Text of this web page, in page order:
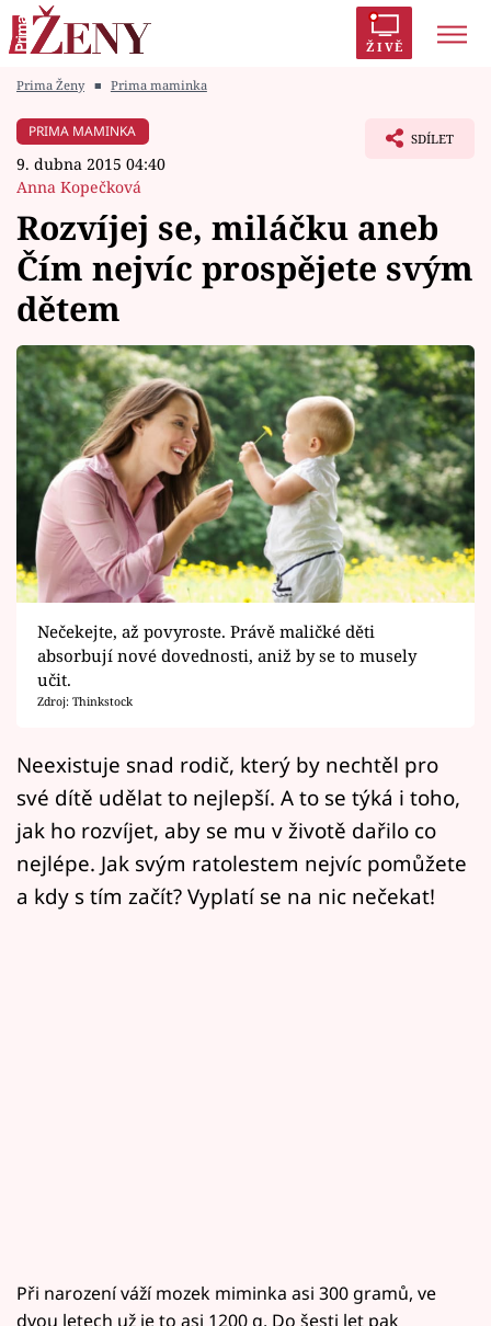
ŽIVĚ
Módní alarm
Zrádci
Témata
Celebrity
Vztahy
Seriály
Horoskopy
Sledujte prima+
Filmový festival Karlovy Vary
Pořady
Mámy sobě
Přihlášení
Sledujte nás
Prima Ženy ■ Prima maminka
PRIMA MAMINKA
9. dubna 2015 04:40
Anna Kopečková
SDÍLET
Rozvíjej se, miláčku aneb
Čím nejvíc prospějete svým
dětem
Nečekejte, až povyroste. Právě maličké děti
absorbují nové dovednosti, aniž by se to musely
učit.
Zdroj: Thinkstock
Neexistuje snad rodič, který by nechtěl pro
své dítě udělat to nejlepší. A to se týká i toho,
jak ho rozvíjet, aby se mu v životě dařilo co
nejlépe. Jak svým ratolestem nejvíc pomůžete
a kdy s tím začít? Vyplatí se na nic nečekat!
Při narození váží mozek miminka asi 300 gramů, ve
dvou letech už je to asi 1200 g. Do šesti let pak